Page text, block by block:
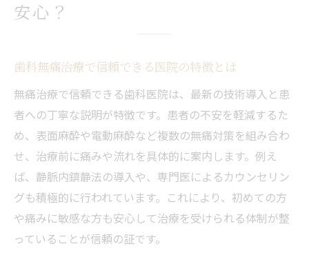
安心？
歯科無痛治療で信頼できる医院の特徴とは
無痛治療で信頼できる歯科医院は、最新の技術導入と患
者への丁寧な説明が特徴です。患者の不安を軽減するた
め、表面麻酔や電動麻酔など複数の無痛対策を組み合わ
せ、治療前に痛みや流れを具体的に案内します。例え
ば、静脈内鎮静法の導入や、専門医によるカウンセリン
グも積極的に行われています。これにより、初めての方
や痛みに敏感な方も安心して治療を受けられる体制が整
っていることが信頼の証です。